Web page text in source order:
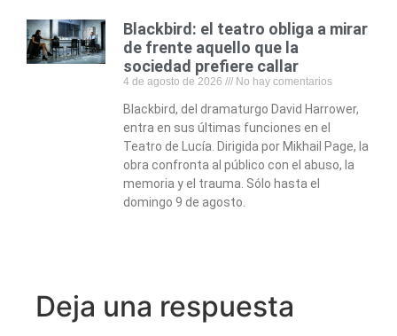
Blackbird: el teatro obliga a mirar
de frente aquello que la
sociedad prefiere callar
4 de agosto de 2026 No hay comentarios
Blackbird, del dramaturgo David Harrower,
entra en sus últimas funciones en el
Teatro de Lucía. Dirigida por Mikhail Page, la
obra confronta al público con el abuso, la
memoria y el trauma. Sólo hasta el
domingo 9 de agosto.
Deja una respuesta